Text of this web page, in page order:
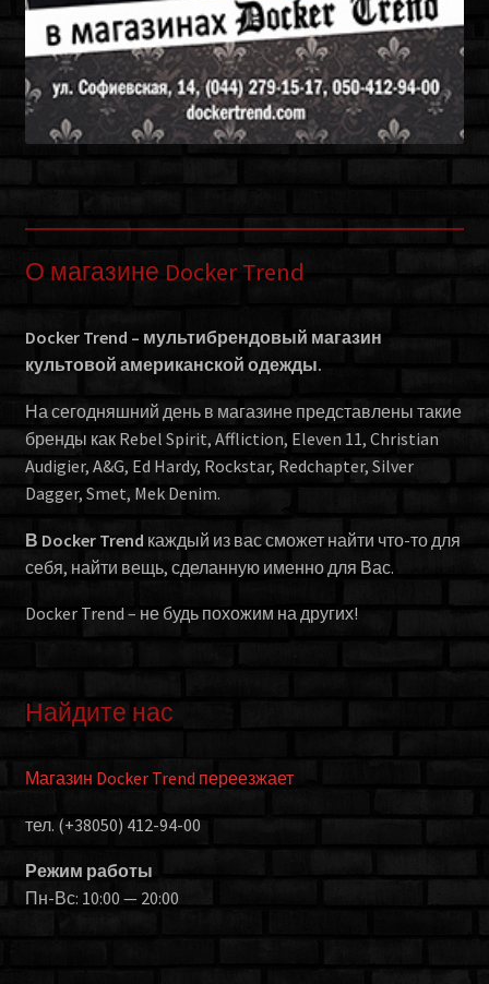
О магазине Docker Trend
Docker Trend – мультибрендовый магазин
культовой американской одежды.
На сегодняшний день в магазине представлены такие
бренды как Rebel Spirit, Affliction, Eleven 11, Christian
Audigier, A&G, Ed Hardy, Rockstar, Redchapter, Silver
Dagger, Smet, Mek Denim.
В Docker Trend каждый из вас сможет найти что-то для
себя, найти вещь, сделанную именно для Вас.
Docker Trend – не будь похожим на других!
Найдите нас
Магазин Docker Trend переезжает
тел. (+38050) 412-94-00
Режим работы
Пн-Вс: 10:00 — 20:00